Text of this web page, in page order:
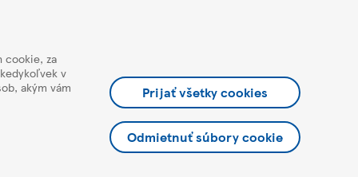
cookie, za
v
akým vám
Prijať všetky cookies
Odmietnuť súbory cookie